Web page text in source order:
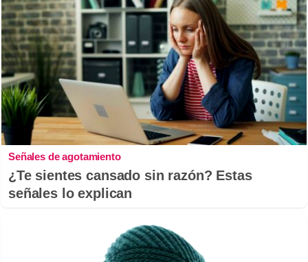
Señales de agotamiento
¿Te sientes cansado sin razón? Estas
señales lo explican